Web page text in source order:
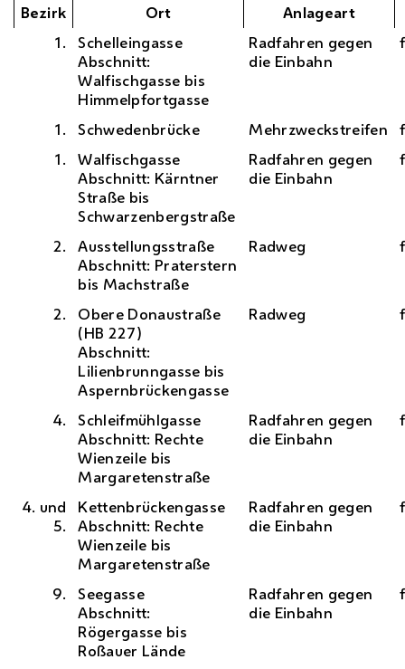
Bezirk Ort
Anlageart
1.
Schelleingasse
Abschnitt:
Walfischgasse bis
Himmelpfortgasse
Radfahren gegen
die Einbahn
1. Schwedenbrücke Mehrzweckstreifen
1.
Walfischgasse
Abschnitt: Kärntner
Straße bis
Schwarzenbergstraße
Radfahren gegen
die Einbahn
2.
Ausstellungsstraße
Abschnitt: Praterstern
bis Machstraße
Radweg
2.
Obere Donaustraße
(HB 227)
Abschnitt:
Lilienbrunngasse bis
Aspernbrückengasse
Radweg
4.
Schleifmühlgasse
Abschnitt: Rechte
Wienzeile bis
Margaretenstraße
Radfahren gegen
die Einbahn
4. und
5.
Kettenbrückengasse
Abschnitt: Rechte
Wienzeile bis
Margaretenstraße
Radfahren gegen
die Einbahn
9.
Seegasse
Abschnitt:
Rögergasse bis
Roßauer Lände
Radfahren gegen
die Einbahn